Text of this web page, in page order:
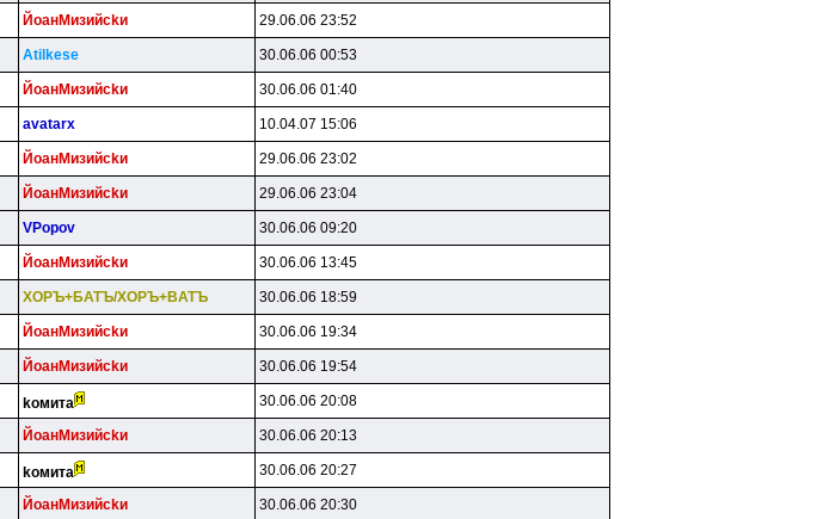
ЙoaнMизийckи 29.06.06 23:52
Atilkese 30.06.06 00:53
ЙoaнMизийckи 30.06.06 01:40
avatarx 10.04.07 15:06
ЙoaнMизийckи 29.06.06 23:02
ЙoaнMизийckи 29.06.06 23:04
VPopov 30.06.06 09:20
ЙoaнMизийckи 30.06.06 13:45
XOPЪ+БATЪ/XOPЪ+BATЪ 30.06.06 18:59
ЙoaнMизийckи 30.06.06 19:34
ЙoaнMизийckи 30.06.06 19:54
koмитa 30.06.06 20:08
ЙoaнMизийckи 30.06.06 20:13
koмитa 30.06.06 20:27
ЙoaнMизийckи 30.06.06 20:30